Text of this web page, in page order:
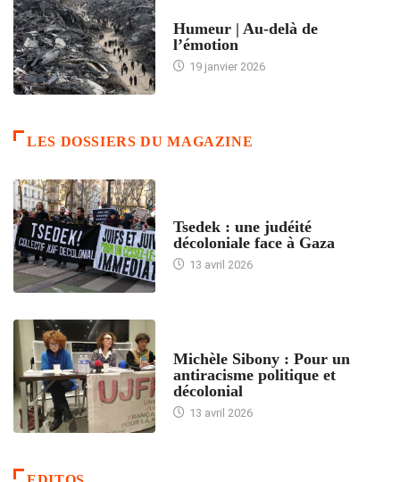
Humeur | Au-delà de
l’émotion
19 janvier 2026
LES DOSSIERS DU MAGAZINE
Tsedek : une judéité
décoloniale face à Gaza
13 avril 2026
Michèle Sibony : Pour un
antiracisme politique et
décolonial
13 avril 2026